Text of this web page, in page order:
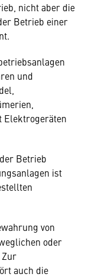
nicht aber die
Betrieb einer
und
Elektrogeräten
Betrieb
ist
von
oder
Zur
auch die